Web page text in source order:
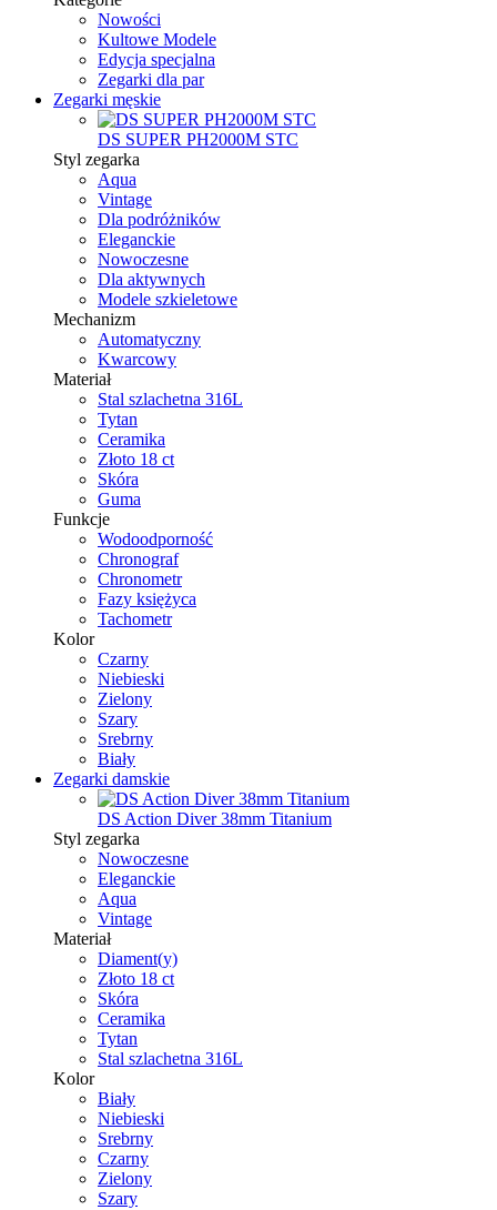
Nowości
Kultowe Modele
Edycja specjalna
Zegarki dla par
Zegarki męskie
DS SUPER PH2000M STC
Styl zegarka
Aqua
Vintage
Dla podróżników
Eleganckie
Nowoczesne
Dla aktywnych
Modele szkieletowe
Mechanizm
Automatyczny
Kwarcowy
Materiał
Stal szlachetna 316L
Tytan
Ceramika
Złoto 18 ct
Skóra
Guma
Funkcje
Wodoodporność
Chronograf
Chronometr
Fazy księżyca
Tachometr
Kolor
Czarny
Niebieski
Zielony
Szary
Srebrny
Biały
Zegarki damskie
DS Action Diver 38mm Titanium
Styl zegarka
Nowoczesne
Eleganckie
Aqua
Vintage
Materiał
Diament(y)
Złoto 18 ct
Skóra
Ceramika
Tytan
Stal szlachetna 316L
Kolor
Biały
Niebieski
Srebrny
Czarny
Zielony
Szary